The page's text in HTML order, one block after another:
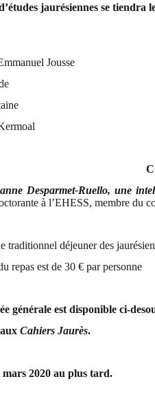
jaurésiennes se tiendra
Jousse
Desparmet-Ruello, une
à l’EHESS, membre du
traditionnel déjeuner des
repas est de 30 € par personne
générale est disponible ci-
Cahiers Jaurès.
2020 au plus tard.